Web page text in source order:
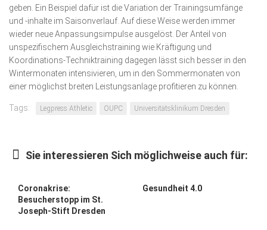
geben. Ein Beispiel dafür ist die Variation der Trainingsumfänge
und -inhalte im Saisonverlauf. Auf diese Weise werden immer
wieder neue Anpassungsimpulse ausgelöst. Der Anteil von
unspezifischem Ausgleichstraining wie Kräftigung und
Koordinations-Techniktraining dagegen lässt sich besser in den
Wintermonaten intensivieren, um in den Sommermonaten von
einer möglichst breiten Leistungsanlage profitieren zu können.
Tags: Legpress Athletic OUPC Universitätsklinikum Dresden
Sie interessieren Sich möglichweise auch für:
Coronakrise:
Besucherstopp im St.
Joseph-Stift Dresden
Gesundheit 4.0